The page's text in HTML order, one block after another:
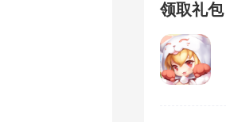
领取礼包